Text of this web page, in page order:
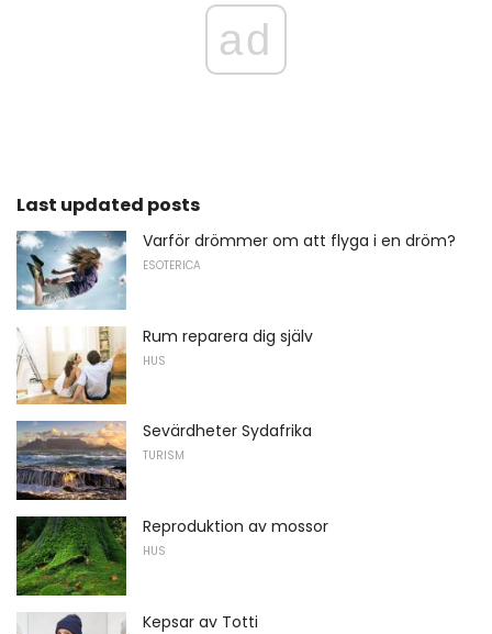
ad
Last updated posts
Varför drömmer om att flyga i en dröm?
ESOTERICA
Rum reparera dig själv
HUS
Sevärdheter Sydafrika
TURISM
Reproduktion av mossor
HUS
Kepsar av Totti